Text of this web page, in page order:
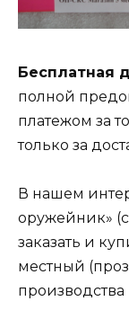
Бесплатная
полной
платежом за
только за
В нашем
оружейник»
заказать и
местный
производства